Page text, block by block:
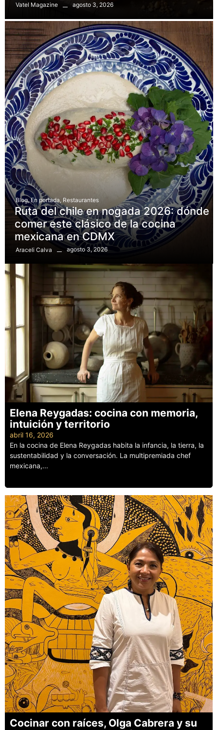
Vatel Magazine agosto 3, 2026
Blog, En portada Restaurantes
Ruta del chile en nogada 2026: dónde
comer este clásico de la cocina
mexicana en CDMX
Araceli Calva agosto 3, 2026
Elena Reygadas: cocina con memoria,
intuición y territorio
abril 16, 2026
En la cocina de Elena Reygadas habita la infancia, la tierra, la
sustentabilidad y la conversación. La multipremiada chef
mexicana,...
Cocinar con raíces, Olga Cabrera y su